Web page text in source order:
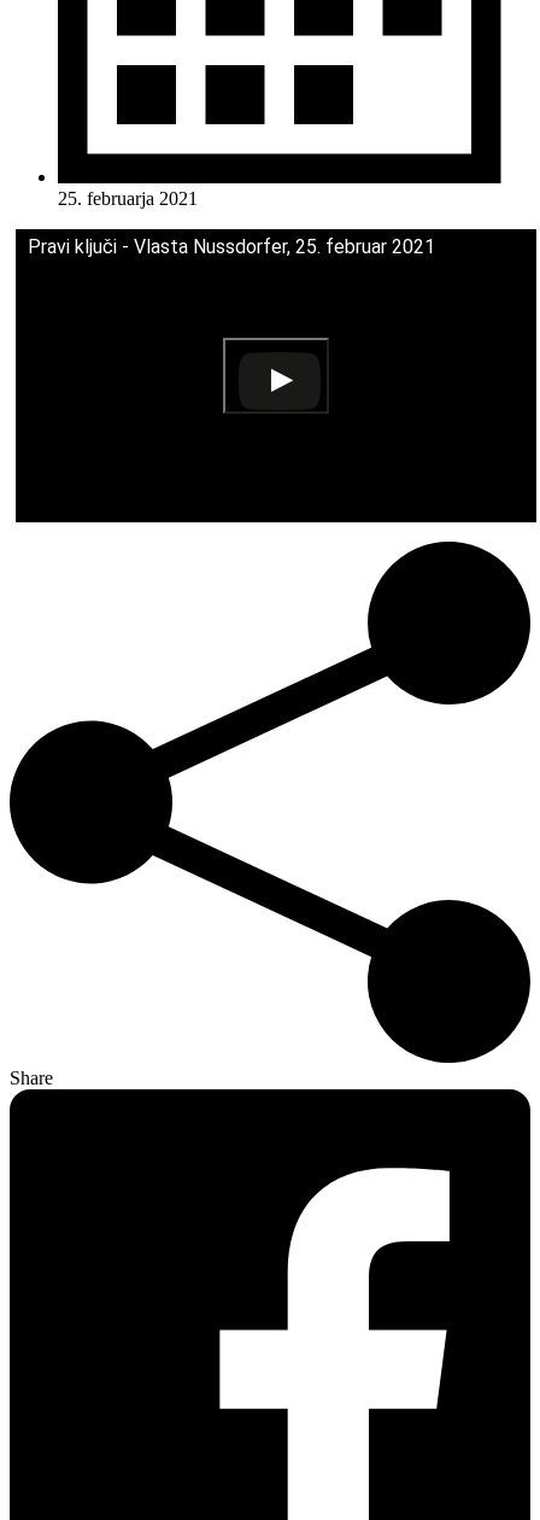
25. februarja 2021
Pravi ključi - Vlasta Nussdorfer, 25. februar 2021
Share